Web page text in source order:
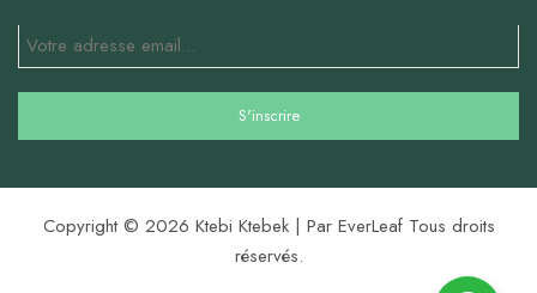
Copyright © 2026 Ktebi Ktebek | Par EverLeaf Tous droits
réservés.